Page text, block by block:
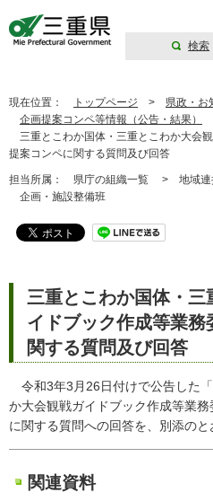
検索
現在位置： トップページ > 県政・お
企画提案コンペ等情報（公告・結果）
三重とこわか国体・三重とこわか大会
提案コンペに関する質問及び回答
担当所属： 県庁の組織一覧 > 地域
企画・施設整備班
三重とこわか国体・
イドブック作成等業
関する質問及び回答
令和3年3月26日付けで公告した
か大会観戦ガイドブック作成等業務
に関する質問への回答を、別添のと
関連資料